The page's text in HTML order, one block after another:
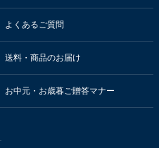
よくあるご質問
送料・商品のお届け
お中元・お歳暮ご贈答マナー